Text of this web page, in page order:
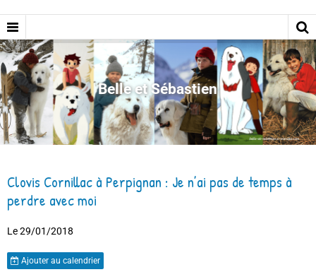
Belle et Sébastien
Clovis Cornillac à Perpignan : Je n’ai pas de temps à
perdre avec moi
Le 29/01/2018
Ajouter au calendrier